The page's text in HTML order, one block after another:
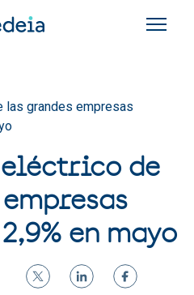
enlaces de
las grandes empresas
de
en mayo